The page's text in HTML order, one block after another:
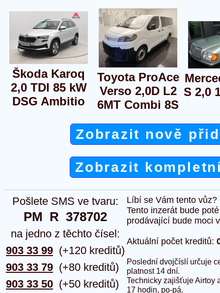
Škoda Karoq
2,0 TDI 85 kW
DSG Ambitio
Toyota ProAce
Verso 2,0D L2
6MT Combi 8S
S 2,0
Zobrazit nově
Zobrazit
Pošlete SMS ve tvaru:
PM  R  378702
na jedno z těchto čísel:
903 33 99
903 33 79
903 33 50
(+120 kreditů)
(+80 kreditů)
(+50 kreditů)
Líbí se Vám tento
Tento inzerát bude
prodávající bude moci
Aktuální počet kreditů:
Poslední dvojčíslí určuje
platnost 14 dní.
Technicky zajišťuje Airtoy
17 hodin, po-pá.